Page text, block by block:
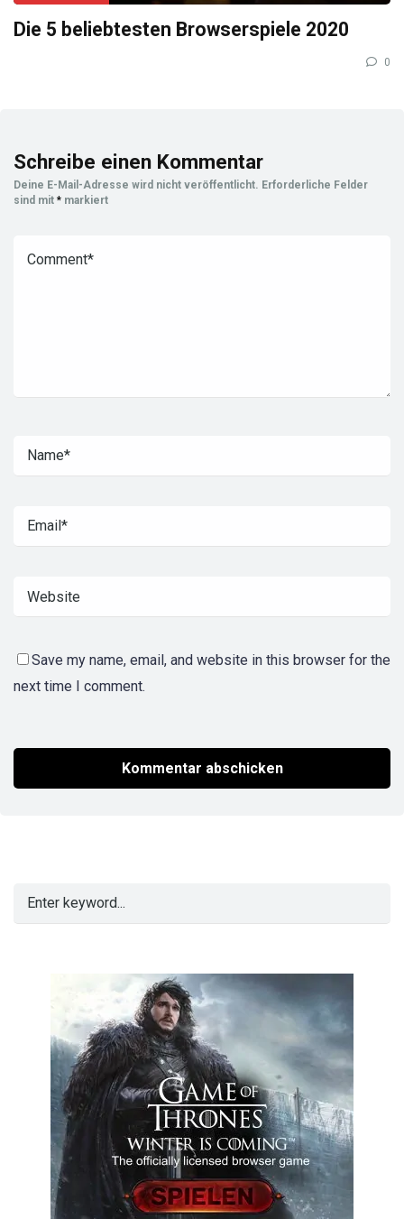
Die 5 beliebtesten Browserspiele 2020
0
Schreibe einen Kommentar
Deine E-Mail-Adresse wird nicht veröffentlicht. Erforderliche Felder
sind mit * markiert
Save my name, email, and website in this browser for the
next time I comment.